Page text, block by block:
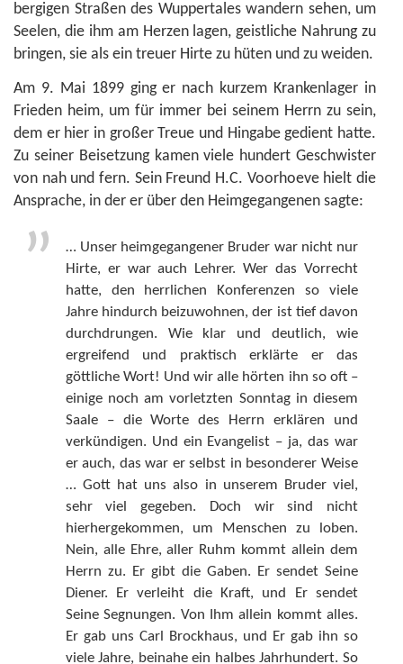
bergigen Straßen des Wuppertales wandern sehen, um
Seelen, die ihm am Herzen lagen, geistliche Nahrung zu
bringen, sie als ein treuer Hirte zu hüten und zu weiden.
Am 9. Mai 1899 ging er nach kurzem Krankenlager in
Frieden heim, um für immer bei seinem Herrn zu sein,
dem er hier in großer Treue und Hingabe gedient hatte.
Zu seiner Beisetzung kamen viele hundert Geschwister
von nah und fern. Sein Freund H.C. Voorhoeve hielt die
Ansprache, in der er über den Heimgegangenen sagte:
… Unser heimgegangener Bruder war nicht nur
Hirte, er war auch Lehrer. Wer das Vorrecht
hatte, den herrlichen Konferenzen so viele
Jahre hindurch beizuwohnen, der ist tief davon
durchdrungen. Wie klar und deutlich, wie
ergreifend und praktisch erklärte er das
göttliche Wort! Und wir alle hörten ihn so oft –
einige noch am vorletzten Sonntag in diesem
Saale – die Worte des Herrn erklären und
verkündigen. Und ein Evangelist – ja, das war
er auch, das war er selbst in besonderer Weise
… Gott hat uns also in unserem Bruder viel,
sehr viel gegeben. Doch wir sind nicht
hierhergekommen, um Menschen zu loben.
Nein, alle Ehre, aller Ruhm kommt allein dem
Herrn zu. Er gibt die Gaben. Er sendet Seine
Diener. Er verleiht die Kraft, und Er sendet
Seine Segnungen. Von Ihm allein kommt alles.
Er gab uns Carl Brockhaus, und Er gab ihn so
viele Jahre, beinahe ein halbes Jahrhundert. So